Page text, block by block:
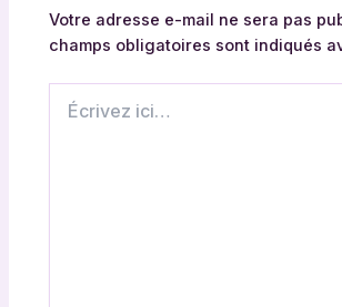
Votre adresse e-mail ne sera pas
champs obligatoires sont indiqués
ici…